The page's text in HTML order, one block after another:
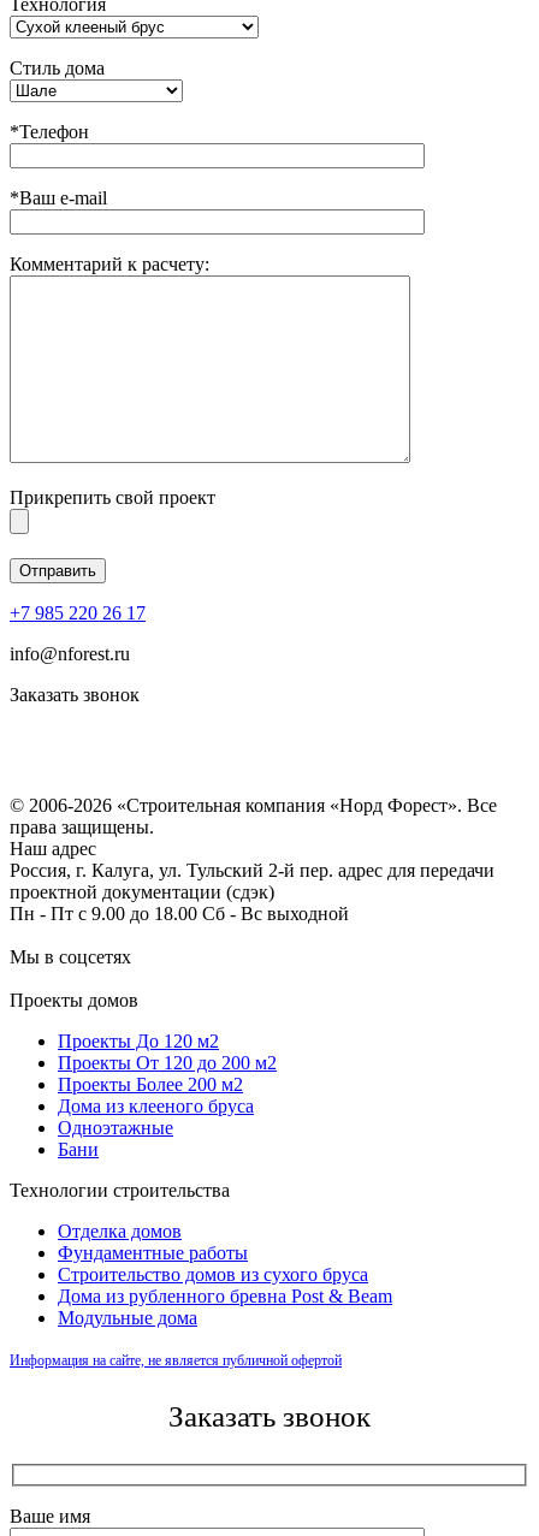
Стиль дома
*Телефон
*Ваш e-mail
Комментарий к расчету:
Прикрепить свой проект
+7 985 220 26 17
info@nforest.ru
Заказать звонок
© 2006-2026 «Строительная компания «Норд Форест». Все
права защищены.
Наш адрес
Россия, г. Калуга, ул. Тульский 2-й пер. адрес для передачи
проектной документации (сдэк)
Пн - Пт с 9.00 до 18.00 Сб - Вс выходной
Мы в соцсетях
Проекты домов
Проекты До 120 м2
Проекты От 120 до 200 м2
Проекты Более 200 м2
Дома из клееного бруса
Одноэтажные
Бани
Технологии строительства
Отделка домов
Фундаментные работы
Строительство домов из сухого бруса
Дома из рубленного бревна Post & Beam
Модульные дома
Информация на сайте, не является публичной офертой
Заказать звонок
Ваше имя